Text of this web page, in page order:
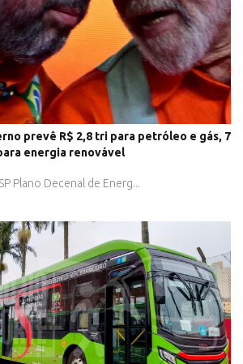
prevê R$ 2,8 tri para petróleo e gás, 7
energia renovável
Plano Decenal de Energ...